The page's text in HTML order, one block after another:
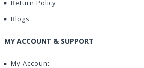
Return Policy
Blogs
MY ACCOUNT & SUPPORT
My Account